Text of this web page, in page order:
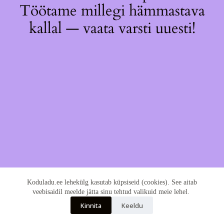
Koduladu.ee lehekülg kasutab küpsiseid (cookies). See aitab
veebisaidil meelde jätta sinu tehtud valikuid meie lehel.
Kinnita Keeldu
Töötame millegi hämmastava
kallal — vaata varsti uuesti!